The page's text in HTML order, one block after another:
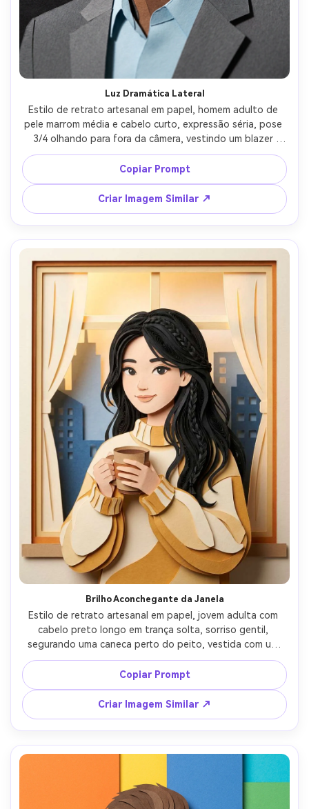
Luz Dramática Lateral
Estilo de retrato artesanal em papel, homem adulto de
pele marrom média e cabelo curto, expressão séria, pose
3/4 olhando para fora da câmera, vestindo um blazer
carvão e camisa com gola aberta, fundo feito de camadas
de papel escuro e formas geométricas recortadas, luz
lateral forte criando sombras profundas em camadas, alto
contraste mas bordas suaves, composição centralizada,
fibra tátil do papel cartão, linhas de corte ultra
detalhadas, lente 85mm, pouca profundidade de campo -
-ar 4:5
Copiar Prompt
Criar Imagem Similar ↗
Brilho Aconchegante da Janela
Estilo de retrato artesanal em papel, jovem adulta com
cabelo preto longo em trança solta, sorriso gentil,
segurando uma caneca perto do peito, vestida com um
suéter de tricô ilustrado como textura de papel dobrado,
cena interna de janela com cortinas recortadas em papel e
silhuetas de cidade em camadas ao fundo, luz suave da
manhã, empilhamento de sombras suaves, retrato da
cintura para cima, clima aconchegante, bordas limpas e
espessura realista do papel, lente 85mm, pouca
profundidade de campo --ar 4:5
Copiar Prompt
Criar Imagem Similar ↗